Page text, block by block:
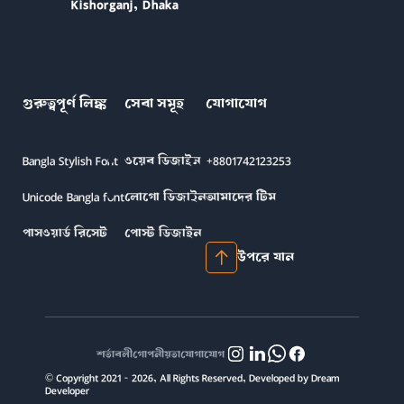
Kishorganj, Dhaka
গুরুত্বপূর্ণ লিঙ্ক
Bangla Stylish Font
Unicode Bangla font
পাসওয়ার্ড রিসেট
সেবা সমূহ
ওয়েব ডিজাইন
লোগো ডিজাইন
পোস্ট ডিজাইন
যোগাযোগ
+8801742123253
আমাদের টিম
উপরে যান
শর্তাবলীগোপনীয়তাযোগাযোগ
© Copyright 2021 - 2026, All Rights Reserved, Developed by Dream
Developer